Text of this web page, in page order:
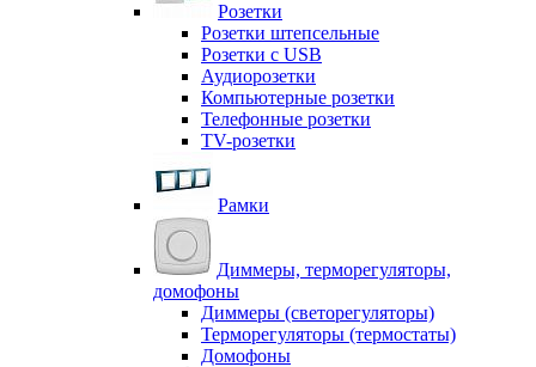
Розетки
Розетки штепсельные
Розетки с USB
Аудиорозетки
Компьютерные розетки
Телефонные розетки
TV-розетки
Рамки
Диммеры, терморегуляторы,
домофоны
Диммеры (светорегуляторы)
Терморегуляторы (термостаты)
Домофоны